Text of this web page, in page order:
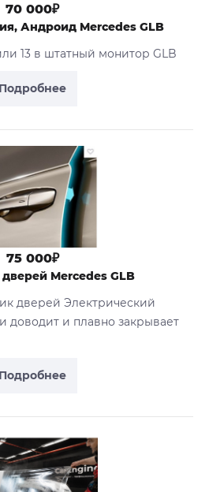
Подробнее
70 000₽
Андроид Mercedes GLB
13 в штатный монитор GLB
Подробнее
75 000₽
Mercedes GLB
дверей Электрический
доводит и плавно закрывает